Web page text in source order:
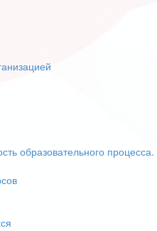
образовательного процесса.